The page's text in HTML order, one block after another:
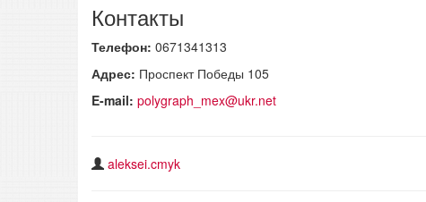
Контакты
Телефон: 0671341313
Адрес: Проспект Победы 105
E-mail: polygraph_mex@ukr.net
aleksei.cmyk